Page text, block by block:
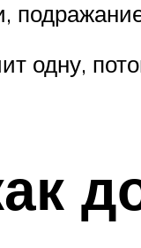
одну,